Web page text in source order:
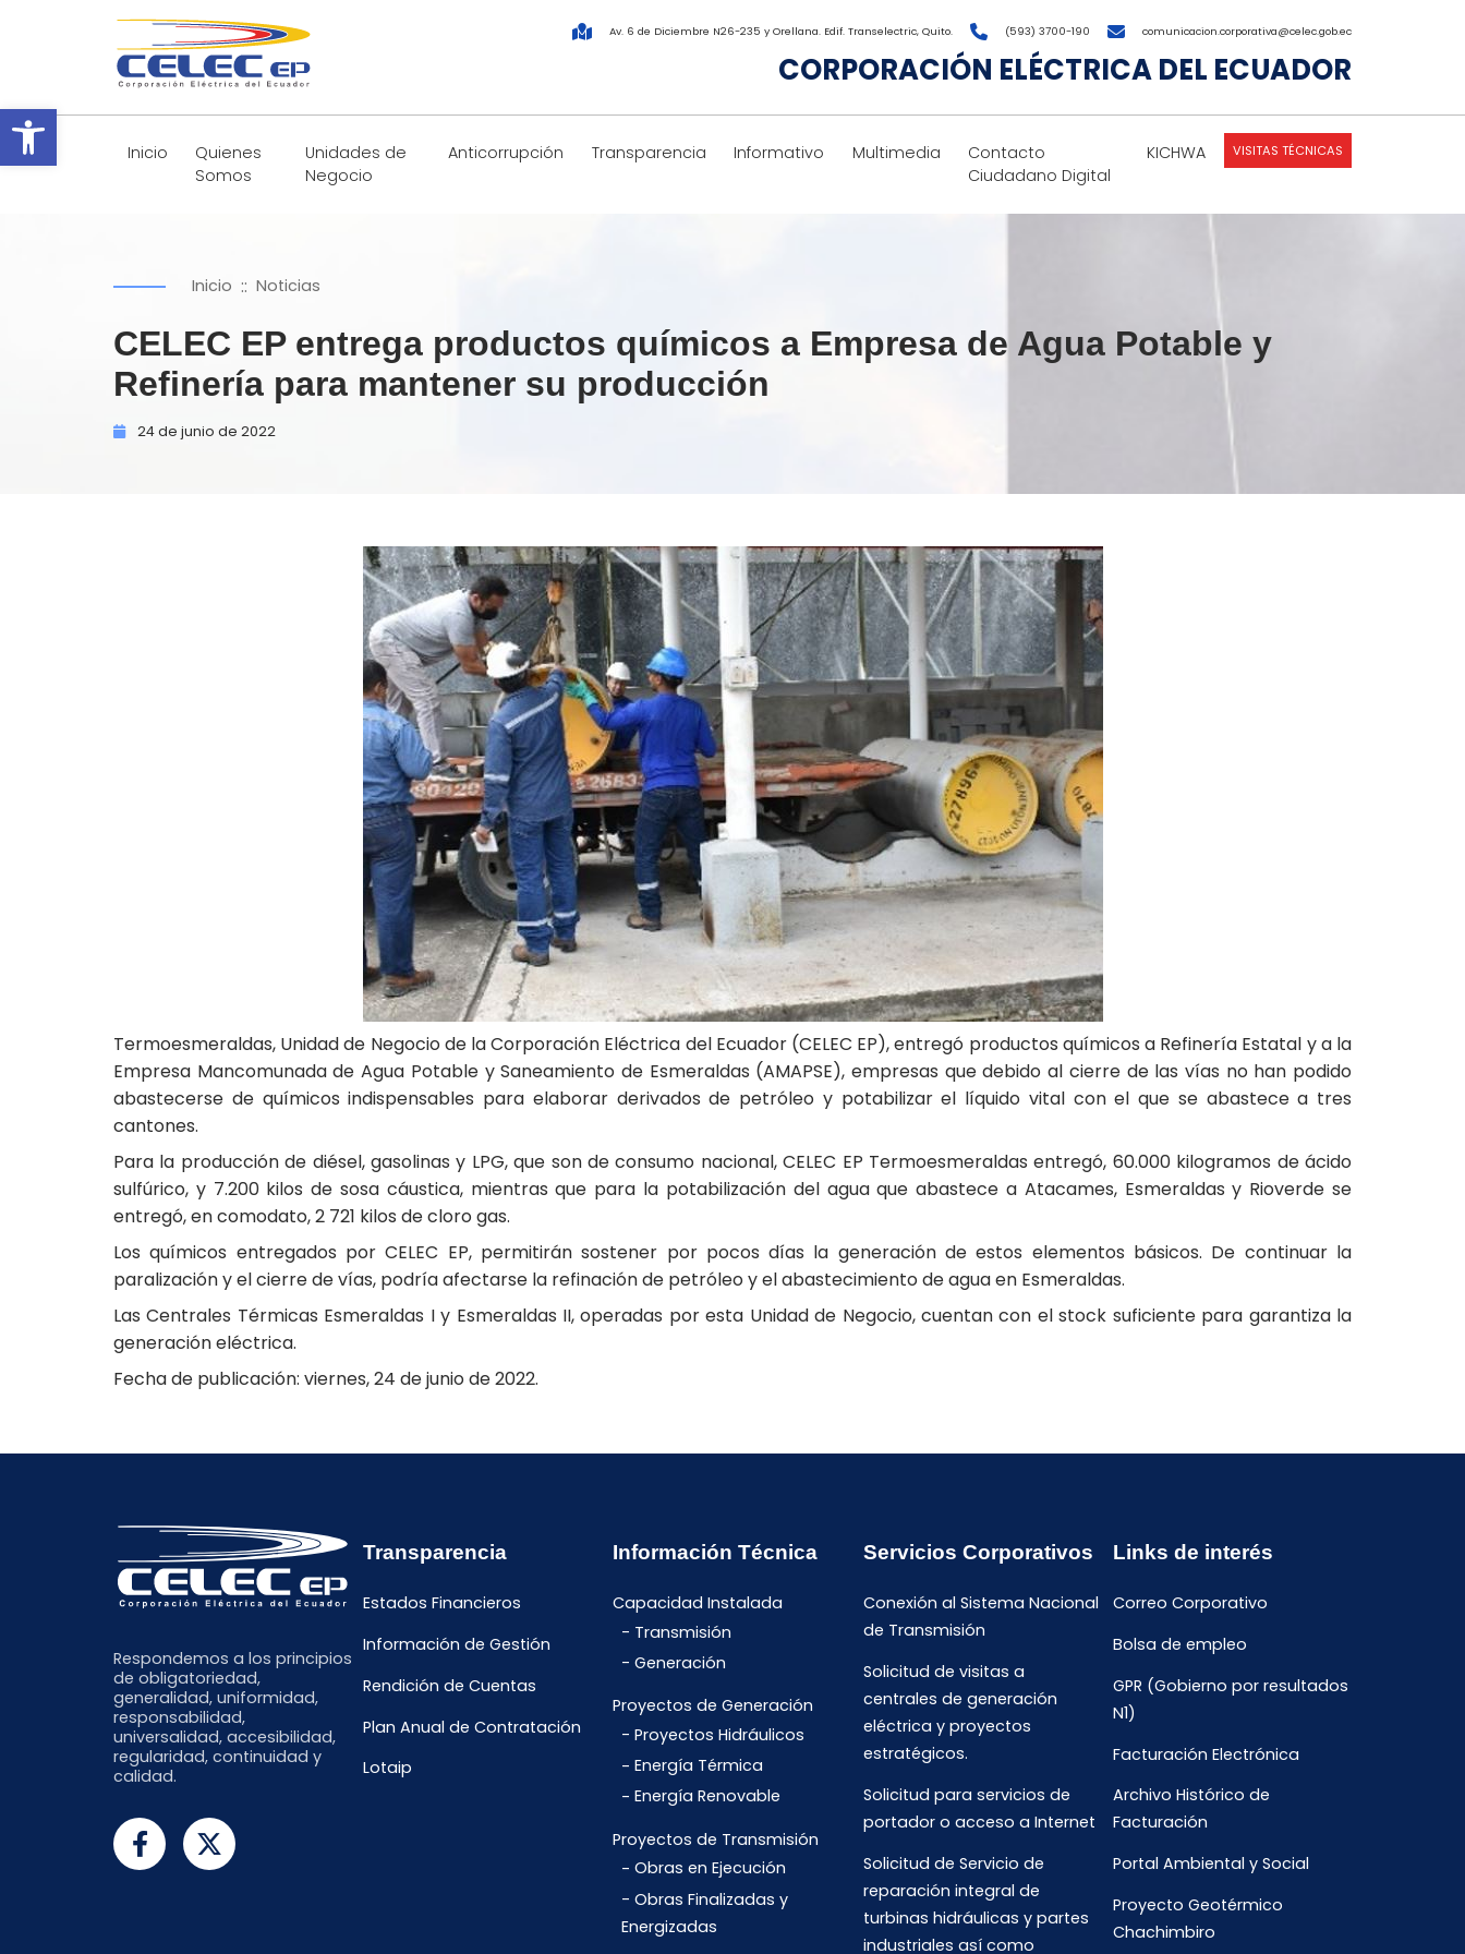
Abrir barra de herramientas
Av. 6 de Diciembre N26-235 y Orellana. Edif. Transelectric, Quito. (593) 3700-190 comunicacion.corporativa@celec.gob.ec
CORPORACIÓN ELÉCTRICA DEL ECUADOR
Inicio
Quienes
Somos
Unidades de
Negocio
Anticorrupción Transparencia Informativo Multimedia
Contacto
Ciudadano Digital
KICHWA VISITAS TÉCNICAS
Inicio :: Noticias
CELEC EP entrega productos químicos a Empresa de Agua Potable y
Refinería para mantener su producción
24 de junio de 2022
Termoesmeraldas, Unidad de Negocio de la Corporación Eléctrica del Ecuador (CELEC EP), entregó productos químicos a Refinería Estatal y a la
Empresa Mancomunada de Agua Potable y Saneamiento de Esmeraldas (AMAPSE), empresas que debido al cierre de las vías no han podido
abastecerse de químicos indispensables para elaborar derivados de petróleo y potabilizar el líquido vital con el que se abastece a tres
cantones.
Para la producción de diésel, gasolinas y LPG, que son de consumo nacional, CELEC EP Termoesmeraldas entregó, 60.000 kilogramos de ácido
sulfúrico, y 7.200 kilos de sosa cáustica, mientras que para la potabilización del agua que abastece a Atacames, Esmeraldas y Rioverde se
entregó, en comodato, 2 721 kilos de cloro gas.
Los químicos entregados por CELEC EP, permitirán sostener por pocos días la generación de estos elementos básicos. De continuar la
paralización y el cierre de vías, podría afectarse la refinación de petróleo y el abastecimiento de agua en Esmeraldas.
Las Centrales Térmicas Esmeraldas I y Esmeraldas II, operadas por esta Unidad de Negocio, cuentan con el stock suficiente para garantiza la
generación eléctrica.
Fecha de publicación: viernes, 24 de junio de 2022.
Respondemos a los principios
de obligatoriedad,
generalidad, uniformidad,
responsabilidad,
universalidad, accesibilidad,
regularidad, continuidad y
calidad.
Transparencia
Estados Financieros
Información de Gestión
Rendición de Cuentas
Plan Anual de Contratación
Lotaip
Información Técnica
Capacidad Instalada
Transmisión
Generación
Proyectos de Generación
Proyectos Hidráulicos
Energía Térmica
Energía Renovable
Proyectos de Transmisión
Obras en Ejecución
Obras Finalizadas y
Energizadas
Servicios Corporativos
Conexión al Sistema Nacional
de Transmisión
Solicitud de visitas a
centrales de generación
eléctrica y proyectos
estratégicos.
Solicitud para servicios de
portador o acceso a Internet
Solicitud de Servicio de
reparación integral de
turbinas hidráulicas y partes
industriales así como
Links de interés
Correo Corporativo
Bolsa de empleo
GPR (Gobierno por resultados
N1)
Facturación Electrónica
Archivo Histórico de
Facturación
Portal Ambiental y Social
Proyecto Geotérmico
Chachimbiro